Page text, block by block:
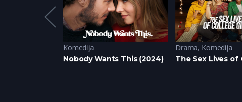
Komedija
Nobody Wants This (2024)
Drama, Komedija
The Sex Lives of